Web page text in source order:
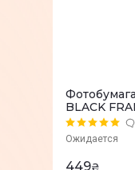
BLACK
16537043
Ожидается
449₴